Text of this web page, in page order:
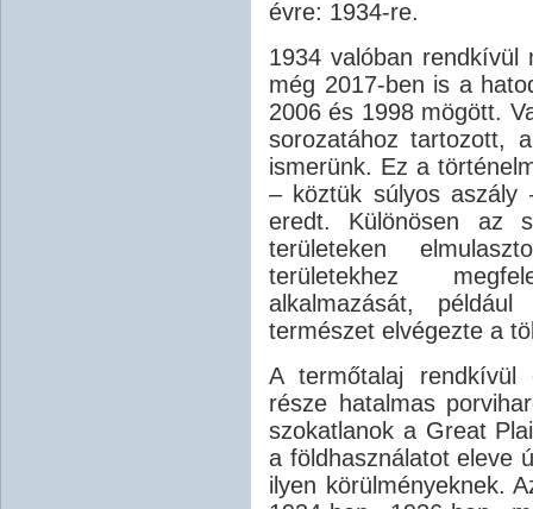
évre: 1934-re.
1934 valóban rendkívül
még 2017-ben is a
2006 és 1998 mögött.
sorozatához tartozott,
ismerünk. Ez a
– köztük súlyos aszály
eredt. Különösen az
területeken
területekhez
alkalmazását,
természet elvégezte a
A termőtalaj rendkívül
része hatalmas
szokatlanok a Great
a földhasználatot eleve
ilyen körülményeknek.